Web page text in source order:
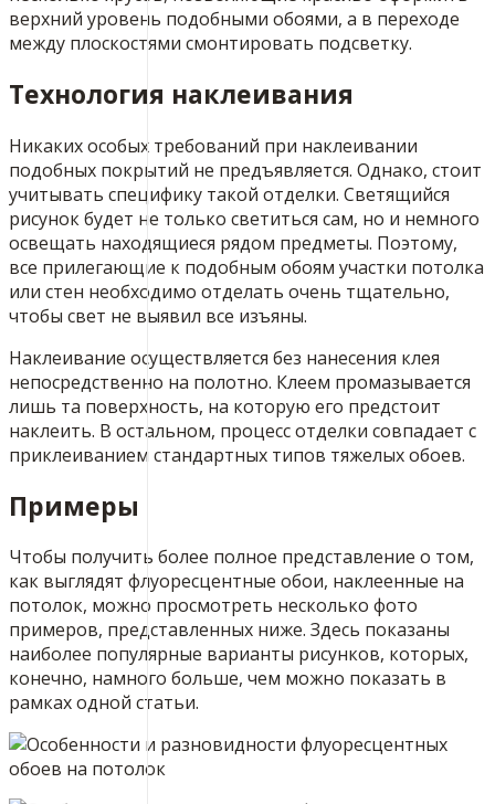
верхний уровень подобными обоями, а в переходе
между плоскостями смонтировать подсветку.
Технология наклеивания
Никаких особых требований при наклеивании
подобных покрытий не предъявляется. Однако, стоит
учитывать специфику такой отделки. Светящийся
рисунок будет не только светиться сам, но и немного
освещать находящиеся рядом предметы. Поэтому,
все прилегающие к подобным обоям участки потолка
или стен необходимо отделать очень тщательно,
чтобы свет не выявил все изъяны.
Наклеивание осуществляется без нанесения клея
непосредственно на полотно. Клеем промазывается
лишь та поверхность, на которую его предстоит
наклеить. В остальном, процесс отделки совпадает с
приклеиванием стандартных типов тяжелых обоев.
Примеры
Чтобы получить более полное представление о том,
как выглядят флуоресцентные обои, наклеенные на
потолок, можно просмотреть несколько фото
примеров, представленных ниже. Здесь показаны
наиболее популярные варианты рисунков, которых,
конечно, намного больше, чем можно показать в
рамках одной статьи.